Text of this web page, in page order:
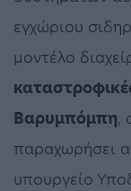
εγχώριου
μοντέλο
Βαρυμπόμπη,
παραχωρήσει
υπουργείο